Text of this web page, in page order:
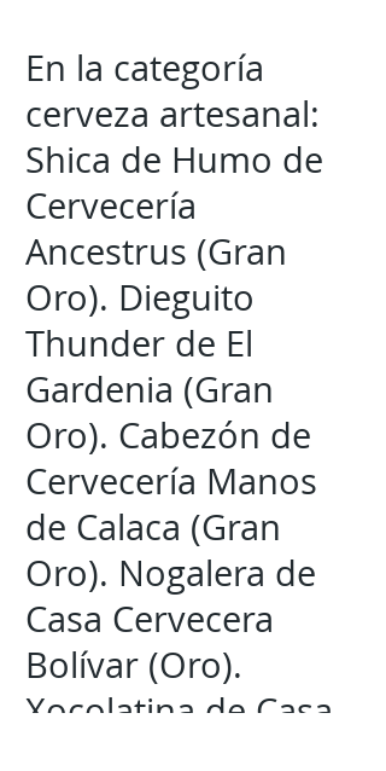
En la categoría
cerveza artesanal:
Shica de Humo de
Cervecería
Ancestrus (Gran
Oro). Dieguito
Thunder de El
Gardenia (Gran
Oro). Cabezón de
Cervecería Manos
de Calaca (Gran
Oro). Nogalera de
Casa Cervecera
Bolívar (Oro).
Xocolatina de Casa